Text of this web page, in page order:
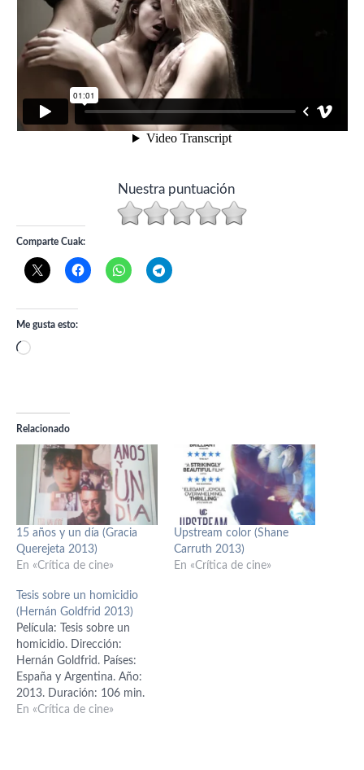
Nuestra puntuación
Comparte Cuak:
Me gusta esto:
Cargando...
Relacionado
15 años y un día (Gracia
Querejeta 2013)
En «Crítica de cine»
Upstream color (Shane
Carruth 2013)
En «Crítica de cine»
Tesis sobre un homicidio
(Hernán Goldfrid 2013)
Película: Tesis sobre un
homicidio. Dirección:
Hernán Goldfrid. Países:
España y Argentina. Año:
2013. Duración: 106 min.
strong>Género: Thriller.
En «Crítica de cine»